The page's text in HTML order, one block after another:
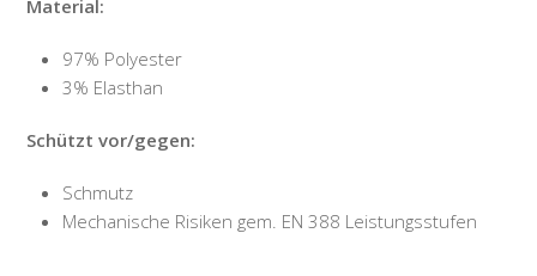
Material:
97% Polyester
3% Elasthan
Schützt vor/gegen:
Schmutz
Mechanische Risiken gem. EN 388 Leistungsstufen